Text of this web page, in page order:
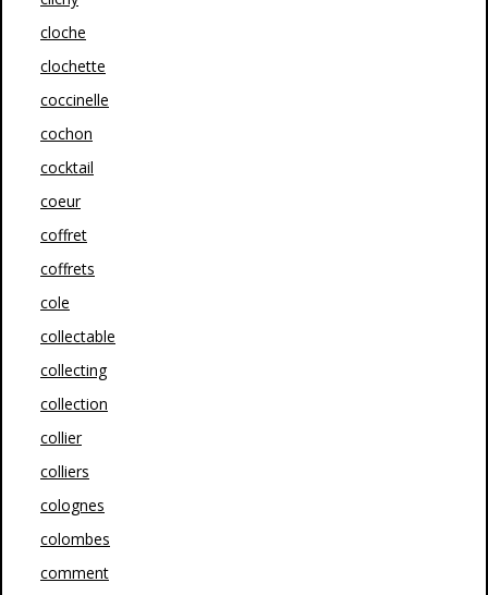
cloche
clochette
coccinelle
cochon
cocktail
coeur
coffret
coffrets
cole
collectable
collecting
collection
collier
colliers
colognes
colombes
comment